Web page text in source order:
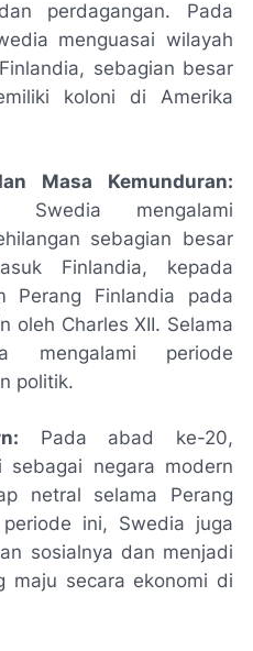
perdagangan. Pada
menguasai wilayah
sebagian besar
koloni di Amerika
Masa Kemunduran:
mengalami
sebagian besar
Finlandia, kepada
Perang Finlandia pada
oleh Charles XII. Selama
mengalami periode
politik.
Pada abad ke-20,
sebagai negara modern
netral selama Perang
ini, Swedia juga
sosialnya dan menjadi
maju secara ekonomi di